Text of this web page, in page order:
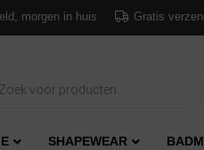
morgen in huis Gratis
SHAPEWEAR